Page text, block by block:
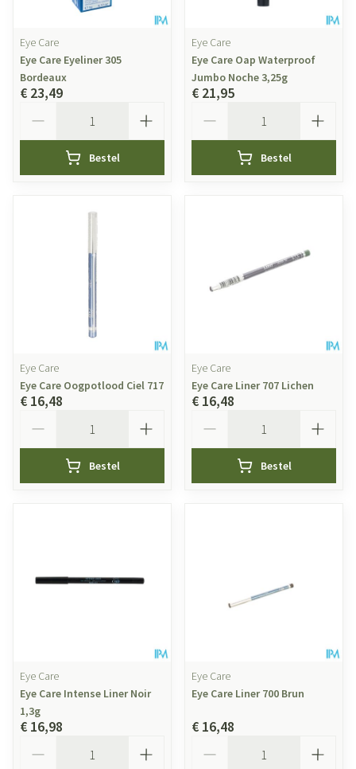
Eye Care
Eye Care Eyeliner 305
Bordeaux
€ 23,49
Bestel
Eye Care
Eye Care Oap Waterproof
Jumbo Noche 3,25g
€ 21,95
Bestel
Eye Care
Eye Care Oogpotlood Ciel 717
€ 16,48
Bestel
Eye Care
Eye Care Liner 707 Lichen
€ 16,48
Bestel
Eye Care
Eye Care Intense Liner Noir
1,3g
€ 16,98
Eye Care
Eye Care Liner 700 Brun
€ 16,48